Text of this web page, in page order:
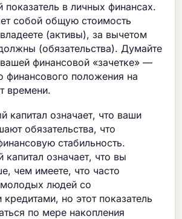
показатель в личных финансах.
собой общую стоимость
(активы), за вычетом
(обязательства). Думайте
финансовой «зачетке» —
финансового положения на
времени.
капитал означает, что ваши
обязательства, что
стабильность.
капитал означает, что вы
чем имеете, что часто
молодых людей со
кредитами, но этот показатель
по мере накопления